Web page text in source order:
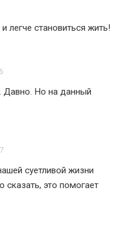
легче становиться жить!
Давно. Но на данный
суетливой жизни
сказать, это помогает